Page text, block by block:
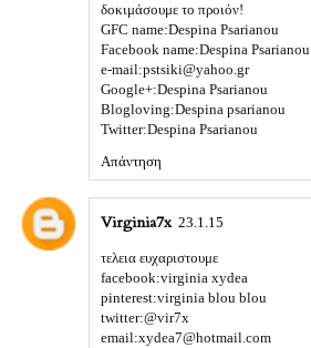
δοκιμάσουμε το προιόν!
GFC name:Despina Psarianou
Facebook name:Despina Psarianou
e-mail:pstsiki@yahoo.gr
Google+:Despina Psarianou
Blogloving:Despina psarianou
Twitter:Despina Psarianou
Απάντηση
Virginia7x 23.1.15
τελεια ευχαριστουμε
facebook:virginia xydea
pinterest:virginia blou blou
twitter:@vir7x
email:xydea7@hotmail.com